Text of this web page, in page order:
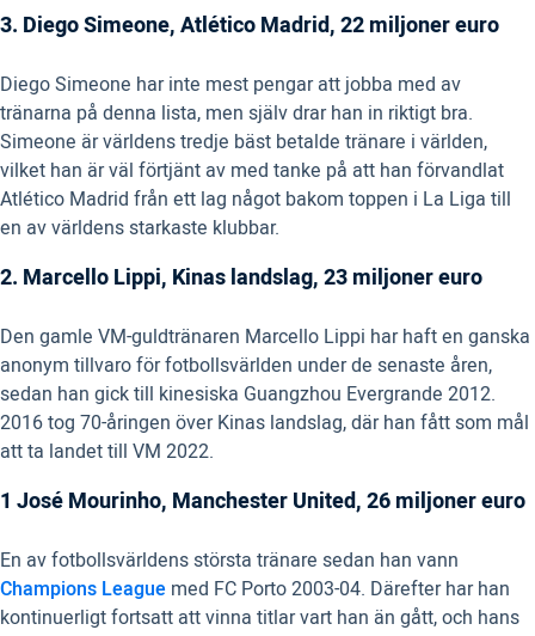
3. Diego Simeone, Atlético Madrid, 22 miljoner euro
Diego Simeone har inte mest pengar att jobba med av
tränarna på denna lista, men själv drar han in riktigt bra.
Simeone är världens tredje bäst betalde tränare i världen,
vilket han är väl förtjänt av med tanke på att han förvandlat
Atlético Madrid från ett lag något bakom toppen i La Liga till
en av världens starkaste klubbar.
2. Marcello Lippi, Kinas landslag, 23 miljoner euro
Den gamle VM-guldtränaren Marcello Lippi har haft en ganska
anonym tillvaro för fotbollsvärlden under de senaste åren,
sedan han gick till kinesiska Guangzhou Evergrande 2012.
2016 tog 70-åringen över Kinas landslag, där han fått som mål
att ta landet till VM 2022.
1 José Mourinho, Manchester United, 26 miljoner euro
En av fotbollsvärldens största tränare sedan han vann
Champions League med FC Porto 2003-04. Därefter har han
kontinuerligt fortsatt att vinna titlar vart han än gått, och hans